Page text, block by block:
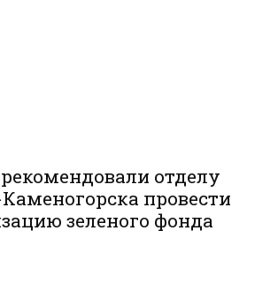
отделу
провести
зеленого фонда